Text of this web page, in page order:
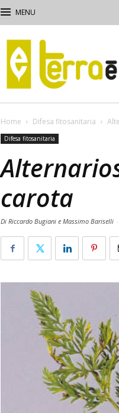
Terra
e
Vita
Home Difesa fitosanitaria
Difesa fitosanitaria
carota
Di Riccardo Bugiani e Massimo Bariselli -